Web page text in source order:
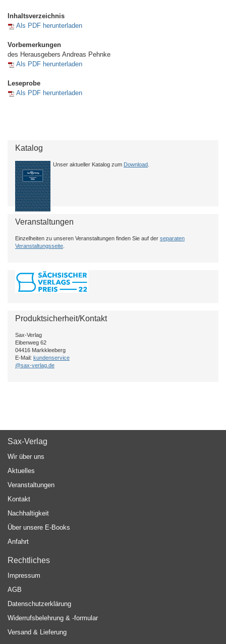
Inhaltsverzeichnis
Als PDF herunterladen
Vorbemerkungen
des Herausgebers Andreas Pehnke
Als PDF herunterladen
Leseprobe
Als PDF herunterladen
Katalog
Unser aktueller Katalog zum Download
Veranstaltungen
Einzelheiten zu unseren Veranstaltungen finden Sie auf der separaten
Veranstaltungsseite
Produktsicherheit/Kontakt
Sax-Verlag
Eibenweg 62
04416 Markkleeberg
E-Mail: kundenservice
@sax-verlag.de
Sax-Verlag
Wir über uns
Aktuelles
Veranstaltungen
Kontakt
Nachhaltigkeit
Über unsere E-Books
Anfahrt
Rechtliches
Impressum
AGB
Datenschutzerklärung
Widerrufsbelehrung & -formular
Versand & Lieferung